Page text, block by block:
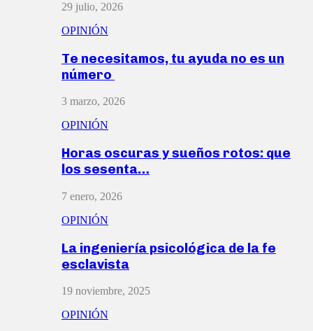
29 julio, 2026
OPINIÓN
Te necesitamos, tu ayuda no es un
número
3 marzo, 2026
OPINIÓN
Horas oscuras y sueños rotos: que
los sesenta…
7 enero, 2026
OPINIÓN
La ingeniería psicológica de la fe
esclavista
19 noviembre, 2025
OPINIÓN